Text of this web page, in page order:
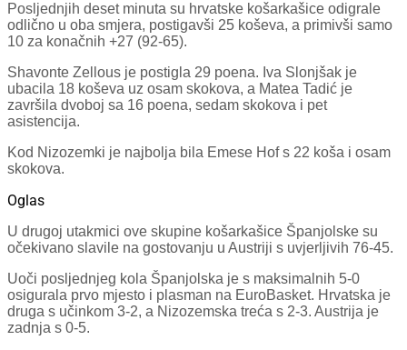
Posljednjih deset minuta su hrvatske košarkašice odigrale
odlično u oba smjera, postigavši 25 koševa, a primivši samo
10 za konačnih +27 (92-65).
Shavonte Zellous je postigla 29 poena. Iva Slonjšak je
ubacila 18 koševa uz osam skokova, a Matea Tadić je
završila dvoboj sa 16 poena, sedam skokova i pet
asistencija.
Kod Nizozemki je najbolja bila Emese Hof s 22 koša i osam
skokova.
Oglas
U drugoj utakmici ove skupine košarkašice Španjolske su
očekivano slavile na gostovanju u Austriji s uvjerljivih 76-45.
Uoči posljednjeg kola Španjolska je s maksimalnih 5-0
osigurala prvo mjesto i plasman na EuroBasket. Hrvatska je
druga s učinkom 3-2, a Nizozemska treća s 2-3. Austrija je
zadnja s 0-5.